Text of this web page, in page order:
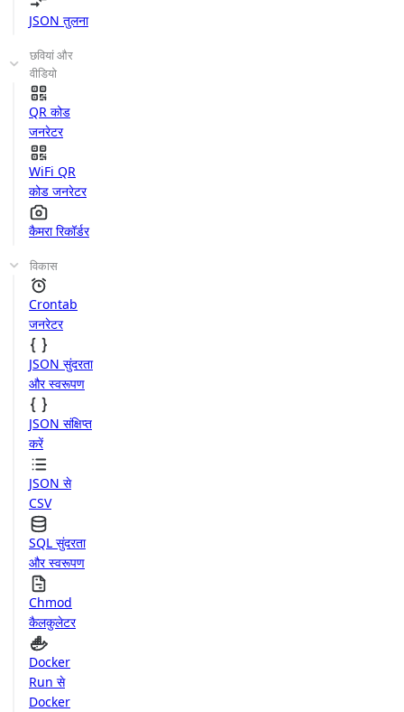
JSON तुलना
छवियां और
वीडियो
QR कोड
जनरेटर
WiFi QR
कोड जनरेटर
कैमरा रिकॉर्डर
विकास
Crontab
जनरेटर
JSON सुंदरता
और स्वरूपण
JSON संक्षिप्त
करें
JSON से
CSV
SQL सुंदरता
और स्वरूपण
Chmod
कैलकुलेटर
Docker
Run से
Docker